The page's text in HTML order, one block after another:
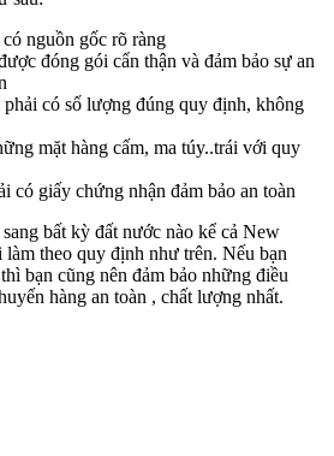
nguồn gốc rõ ràng
đóng gói cẩn thận và đảm bảo sự an
có số lượng đúng quy định, không
mặt hàng cấm, ma túy..trái với quy
có giấy chứng nhận đảm bảo an toàn
bất kỳ đất nước nào kể cả New
làm theo quy định như trên. Nếu bạn
bạn cũng nên đảm bảo những điều
hàng an toàn , chất lượng nhất.